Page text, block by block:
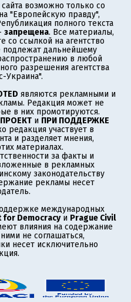
возможно только со
"Европейскую правду",
полного текста
запрещена. Все материалы,
со ссылкой на агентство
подлежат дальнейшему
в любой
разрешения агентства
Украина".
являются рекламными и
Редакция может не
в них промотируются.
и ПРИ ПОДДЕРЖКЕ
редакция участвует в
и разделяет мнения,
материалах.
за факты и
в рекламных
законодательству
рекламы несет
международных
for Democracyи Prague Civil
влияния на содержание
не соглашаться,
несет исключительно